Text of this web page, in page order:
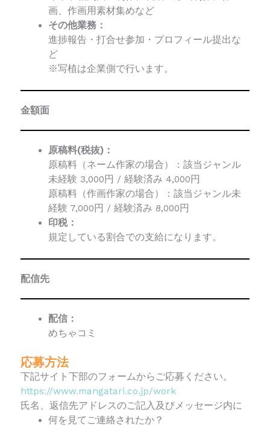
画、作画用素材集めなど
その他業務：
進捗報告・打合せ参加・プロフィール提出な
ど
※写植は企業側で行います。
金額面
原稿料(税抜)：
原稿料（ネーム作家の場合）：該当ジャンル
未経験 3,000円 / 経験済み 4,000円
原稿料（作画作家の場合）：該当ジャンル未
経験 7,000円 / 経験済み 8,000円
印税：
規定している割合での支給になります。
配信先
配信：
めちゃコミ
応募方法
下記サイト下部のフォームからご応募ください。
https://www.mangatari.co.jp/work
氏名、返信先アドレスのご記入及びメッセージ内に
何を見てご連絡されたか？